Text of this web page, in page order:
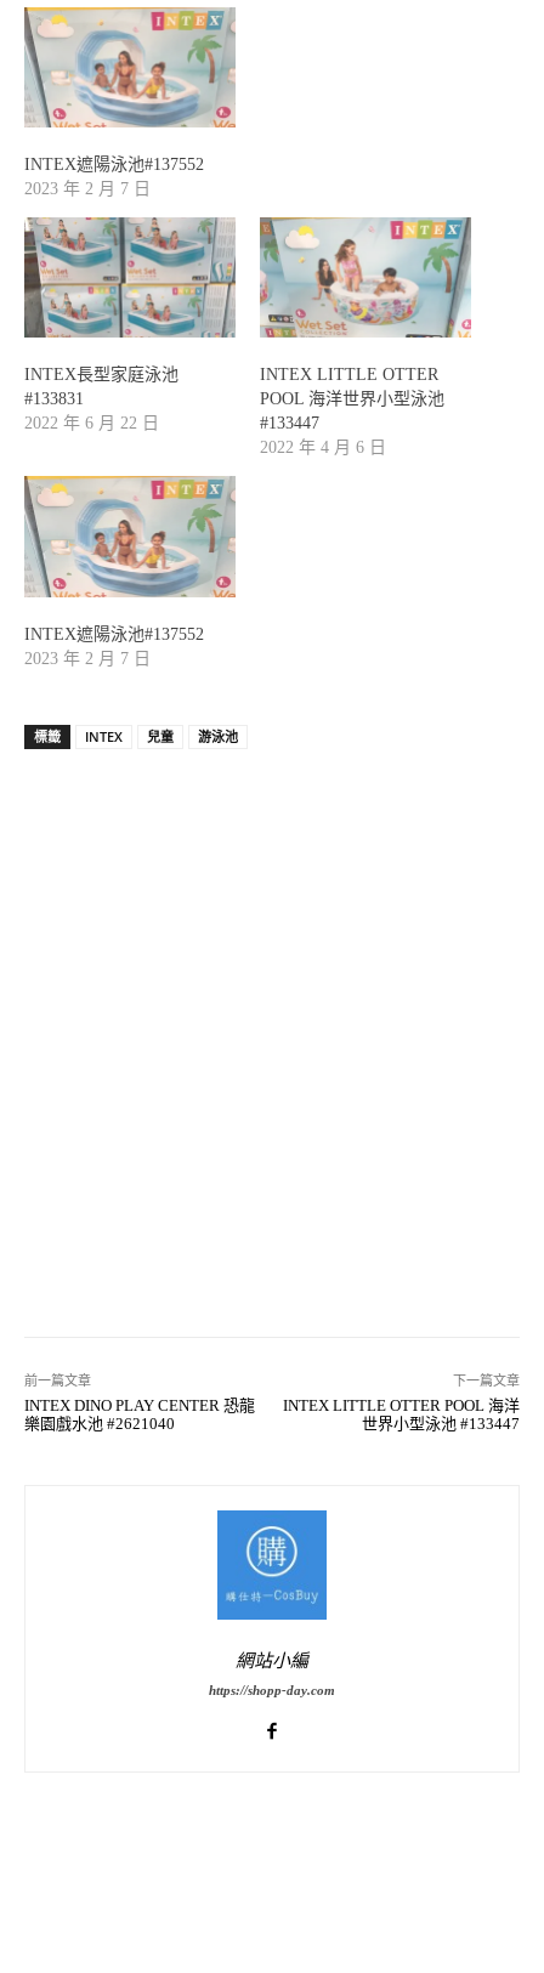
INTEX遮陽泳池#137552
2023 年 2 月 7 日
INTEX長型家庭泳池
#133831
2022 年 6 月 22 日
INTEX LITTLE OTTER
POOL 海洋世界小型泳池
#133447
2022 年 4 月 6 日
INTEX遮陽泳池#137552
2023 年 2 月 7 日
標籤 INTEX 兒童 游泳池
前一篇文章
INTEX DINO PLAY CENTER 恐龍
樂園戲水池 #2621040
下一篇文章
INTEX LITTLE OTTER POOL 海洋
世界小型泳池 #133447
網站小編
https://shopp-day.com